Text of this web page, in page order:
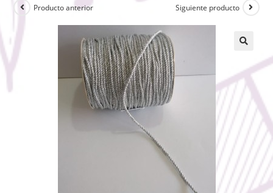
Producto anterior Siguiente producto